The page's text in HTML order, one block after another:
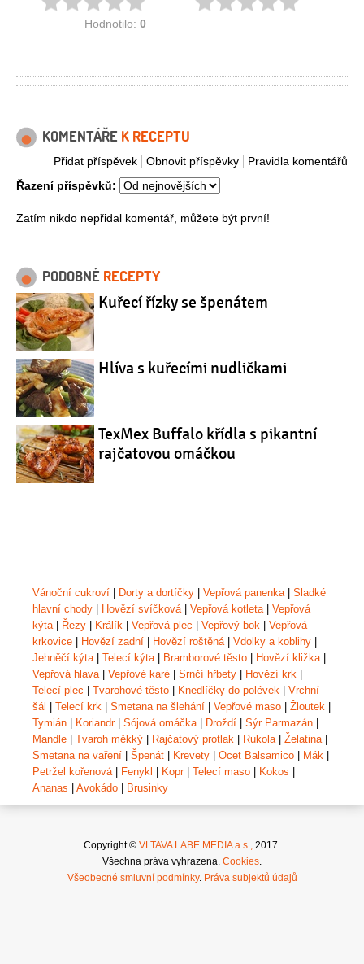
Hodnotilo: 0
KOMENTÁŘE K RECEPTU
Pravidla komentářů
Obnovit příspěvky
Přidat příspěvek
Řazení příspěvků:
Zatím nikdo nepřidal komentář, můžete být první!
PODOBNÉ RECEPTY
Kuřecí řízky se špenátem
Hlíva s kuřecími nudličkami
TexMex Buffalo křídla s pikantní
rajčatovou omáčkou
Vánoční cukroví | Dorty a dortíčky | Vepřová panenka | Sladké
hlavní chody | Hovězí svíčková | Vepřová kotleta | Vepřová
kýta | Řezy | Králík | Vepřová plec | Vepřový bok | Vepřová
krkovice | Hovězí zadní | Hovězí roštěná | Vdolky a koblihy |
Jehněčí kýta | Telecí kýta | Bramborové těsto | Hovězí kližka |
Vepřová hlava | Vepřové karé | Srnčí hřbety | Hovězí krk |
Telecí plec | Tvarohové těsto | Knedlíčky do polévek | Vrchní
šál | Telecí krk | Smetana na šlehání | Vepřové maso | Žloutek |
Tymián | Koriandr| Sójová omáčka | Droždí | Sýr Parmazán |
Mandle | Tvaroh měkký | Rajčatový protlak | Rukola | Želatina |
Smetana na vaření | Špenát | Krevety | Ocet Balsamico | Mák |
Petržel kořenová | Fenykl | Kopr| Telecí maso | Kokos |
Ananas | Avokádo | Brusinky
Copyright © VLTAVA LABE MEDIA a.s.,
2017.
Všechna práva vyhrazena. Cookies
Všeobecné smluvní podmínky. Práva subjektů údajů